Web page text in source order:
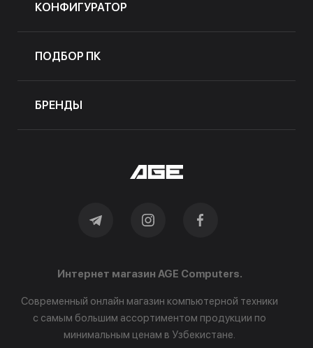
КОНФИГУРАТОР
ПОДБОР ПК
БРЕНДЫ
Интернет магазин AGE Computers.
Современный онлайн магазин компьютерной техники
с самым большим ассортиментом продукции по
минимальным ценам в Узбекистане.